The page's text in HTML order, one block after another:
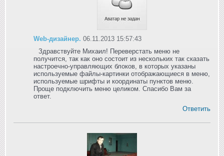
Web-дизайнер. 06.11.2013 15:57:43
Здравствуйте Михаил! Переверстать меню не
получится, так как оно состоит из нескольких так сказать
настроечно-управляющих блоков, в которых указаны
используемые файлы-картинки отображающиеся в меню,
используемые шрифты и координаты пунктов меню.
Проще подключить меню целиком. Спасибо Вам за
ответ.
Ответить